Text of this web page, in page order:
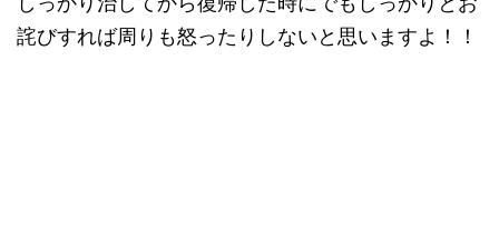
詫びすれば周りも怒ったりしないと思いますよ！！